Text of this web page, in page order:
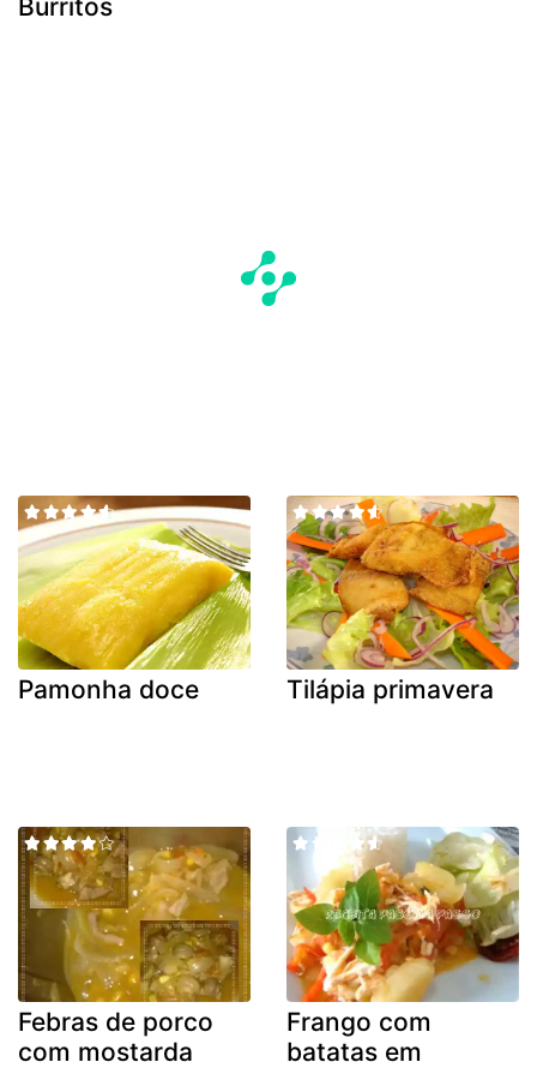
Burritos
Pamonha doce Tilápia primavera
Febras de porco
com mostarda
Frango com
batatas em